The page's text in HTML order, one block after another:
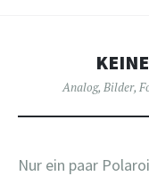
Analog, Bilder,
Nur ein paar